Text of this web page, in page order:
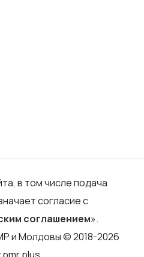
в том числе подача
согласие с
соглашением».
и Молдовы © 2018-2026